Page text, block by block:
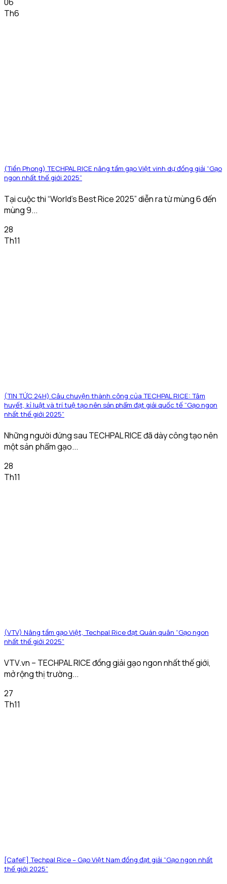
Th6
(Tiền Phong) TECHPAL RICE nâng tầm gạo Việt vinh dự đồng giải “Gạo
ngon nhất thế giới 2025”
Tại cuộc thi “World’s Best Rice 2025” diễn ra từ mùng 6 đến
mùng 9...
28
Th11
(TIN TỨC 24H) Câu chuyện thành công của TECHPAL RICE: Tâm
huyết, kỉ luật và trí tuệ tạo nên sản phẩm đạt giải quốc tế “Gạo ngon
nhất thế giới 2025”
Những người đứng sau TECHPAL RICE đã dày công tạo nên
một sản phẩm gạo...
28
Th11
(VTV) Nâng tầm gạo Việt, Techpal Rice đạt Quán quân “Gạo ngon
nhất thế giới 2025”
VTV.vn – TECHPAL RICE đồng giải gạo ngon nhất thế giới,
mở rộng thị trường...
27
Th11
[CafeF] Techpal Rice – Gạo Việt Nam đồng đạt giải “Gạo ngon nhất
thế giới 2025”